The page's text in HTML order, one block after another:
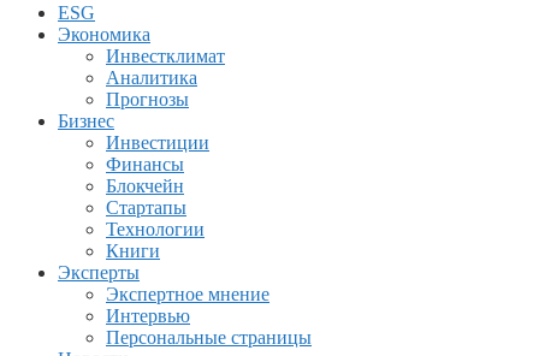
ESG
Экономика
Инвестклимат
Аналитика
Прогнозы
Бизнес
Инвестиции
Финансы
Блокчейн
Стартапы
Технологии
Книги
Эксперты
Экспертное мнение
Интервью
Персональные страницы